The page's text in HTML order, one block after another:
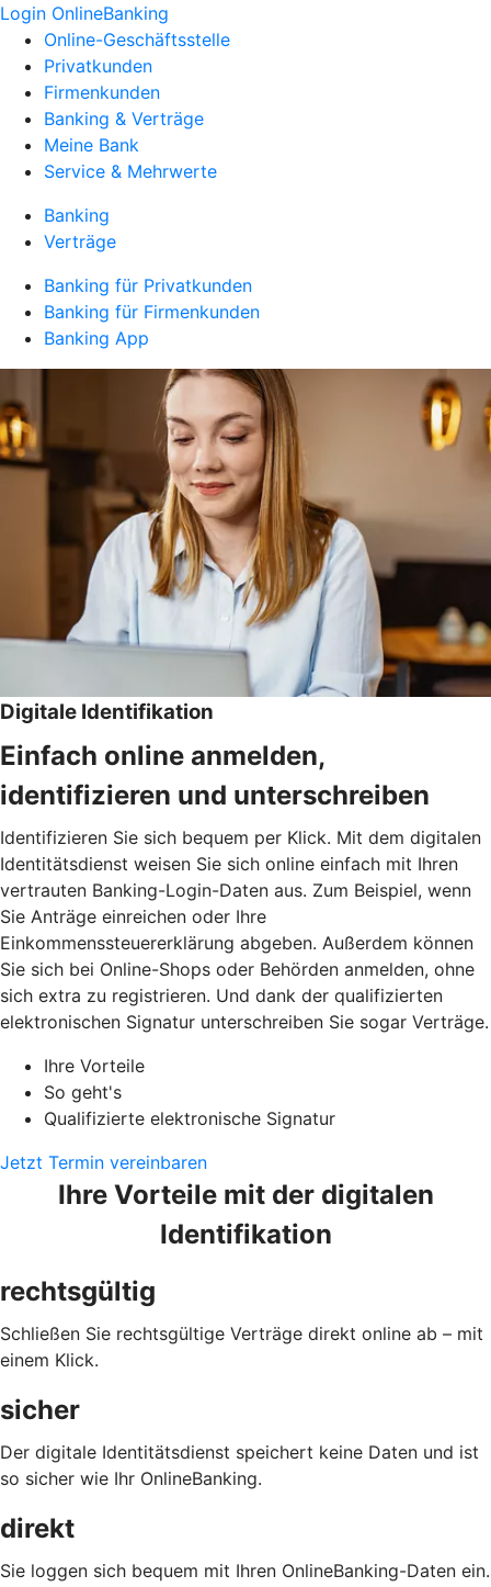
Login OnlineBanking
Online-Geschäftsstelle
Privatkunden
Firmenkunden
Banking & Verträge
Meine Bank
Service & Mehrwerte
Banking
Verträge
Banking für Privatkunden
Banking für Firmenkunden
Banking App
Digitale Identifikation
Einfach online anmelden,
identifizieren und unterschreiben
Identifizieren Sie sich bequem per Klick. Mit dem digitalen
Identitätsdienst weisen Sie sich online einfach mit Ihren
vertrauten Banking-Login-Daten aus. Zum Beispiel, wenn
Sie Anträge einreichen oder Ihre
Einkommenssteuererklärung abgeben. Außerdem können
Sie sich bei Online-Shops oder Behörden anmelden, ohne
sich extra zu registrieren. Und dank der qualifizierten
elektronischen Signatur unterschreiben Sie sogar Verträge.
Ihre Vorteile
So geht's
Qualifizierte elektronische Signatur
Jetzt Termin vereinbaren
Ihre Vorteile mit der digitalen
Identifikation
rechtsgültig
Schließen Sie rechtsgültige Verträge direkt online ab – mit
einem Klick.
sicher
Der digitale Identitätsdienst speichert keine Daten und ist
so sicher wie Ihr OnlineBanking.
direkt
Sie loggen sich bequem mit Ihren OnlineBanking-Daten ein.